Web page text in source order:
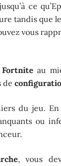
ce
tandis que
vous
au
de
du jeu.
ou
, vous